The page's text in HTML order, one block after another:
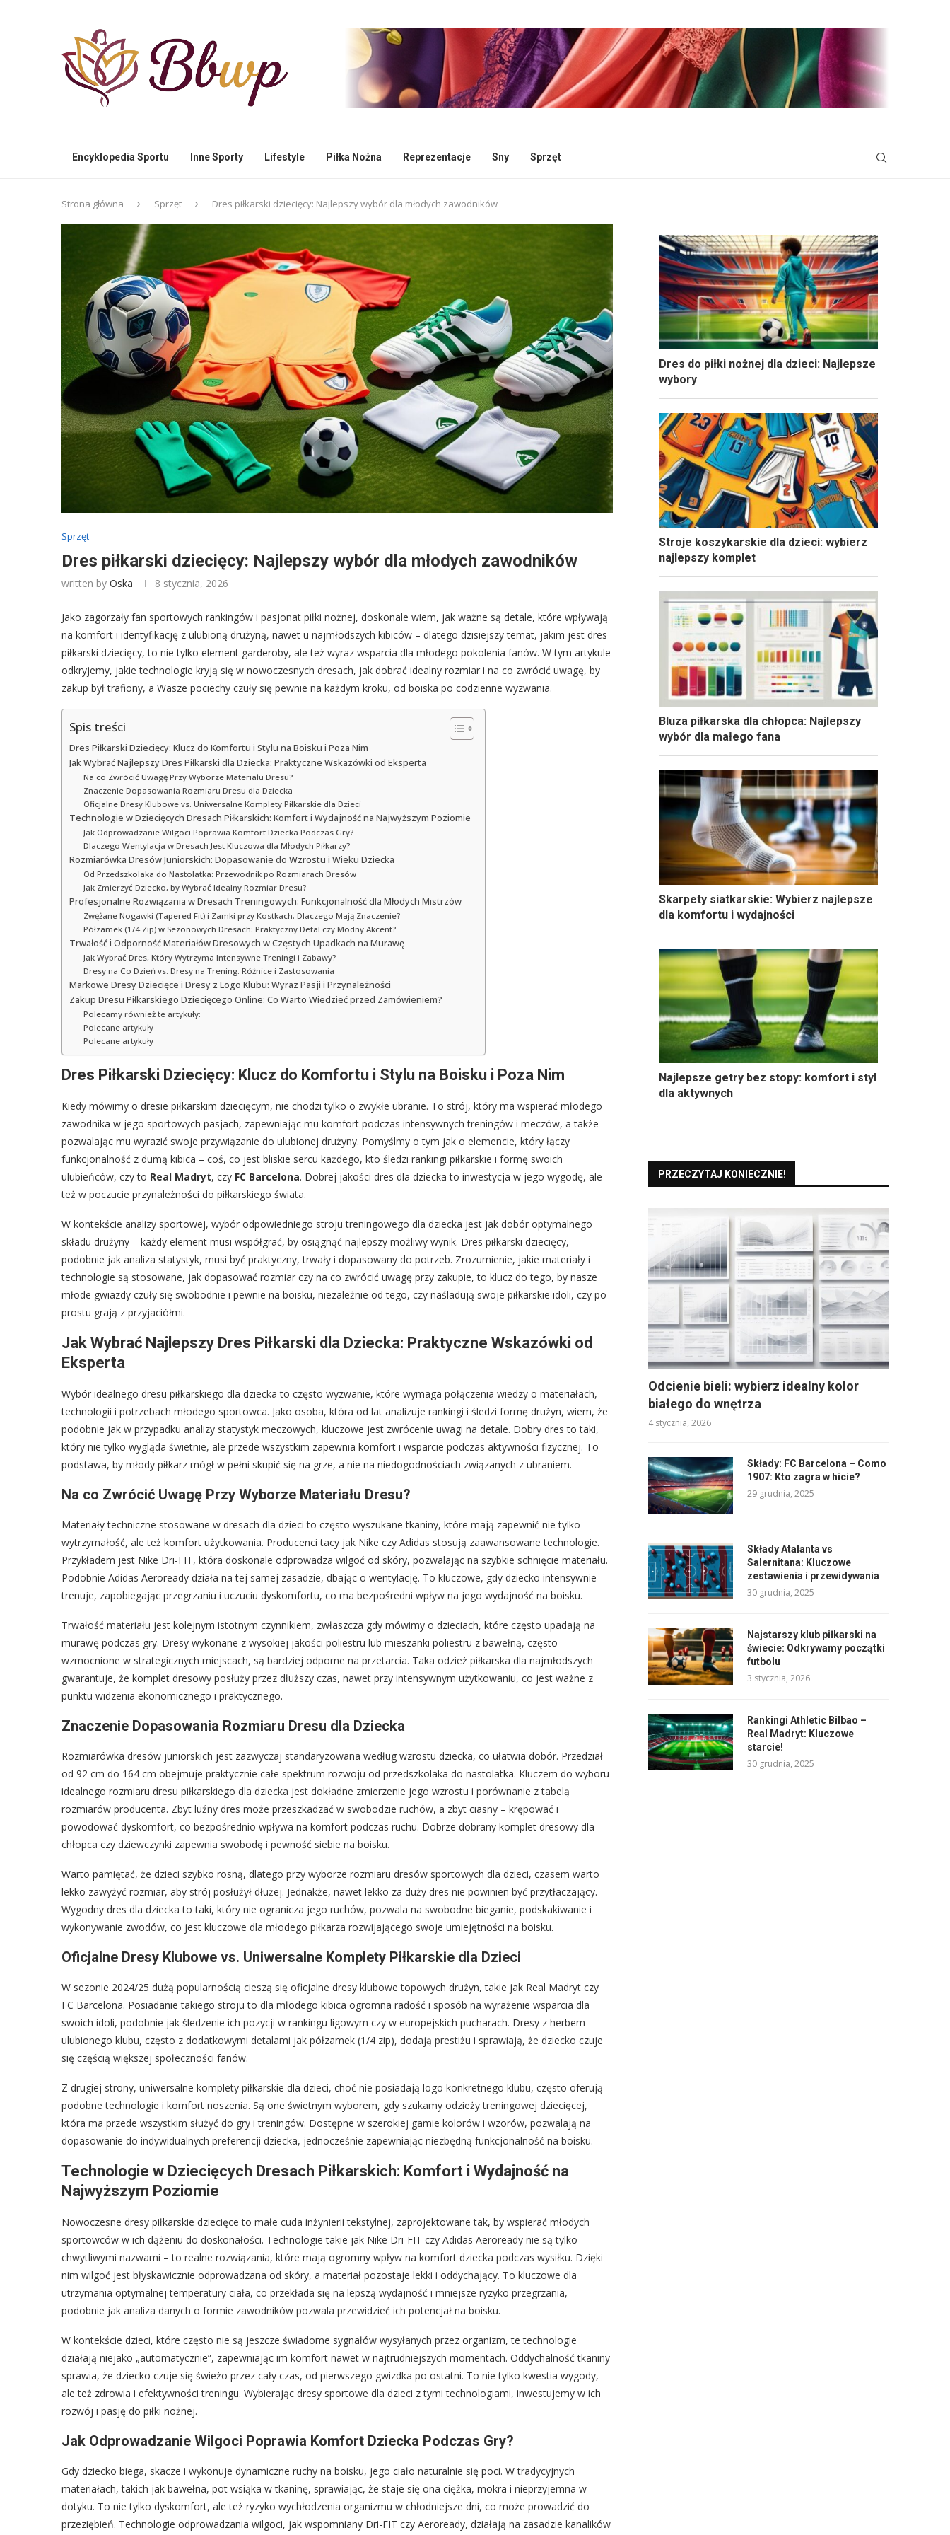
Encyklopedia Sportu Inne Sporty Lifestyle Piłka Nożna Reprezentacje Sny Sprzęt
Strona główna Sprzęt Dres piłkarski dziecięcy: Najlepszy wybór dla młodych zawodników
Sprzęt
Dres piłkarski dziecięcy: Najlepszy wybór dla młodych zawodników
written by Oska 8 stycznia, 2026
Jako zagorzały fan sportowych rankingów i pasjonat piłki nożnej, doskonale wiem, jak ważne są detale, które wpływają
na komfort i identyfikację z ulubioną drużyną, nawet u najmłodszych kibiców – dlatego dzisiejszy temat, jakim jest dres
piłkarski dziecięcy, to nie tylko element garderoby, ale też wyraz wsparcia dla młodego pokolenia fanów. W tym artykule
odkryjemy, jakie technologie kryją się w nowoczesnych dresach, jak dobrać idealny rozmiar i na co zwrócić uwagę, by
zakup był trafiony, a Wasze pociechy czuły się pewnie na każdym kroku, od boiska po codzienne wyzwania.
Spis treści
Dres Piłkarski Dziecięcy: Klucz do Komfortu i Stylu na Boisku i Poza Nim
Jak Wybrać Najlepszy Dres Piłkarski dla Dziecka: Praktyczne Wskazówki od Eksperta
Na co Zwrócić Uwagę Przy Wyborze Materiału Dresu?
Znaczenie Dopasowania Rozmiaru Dresu dla Dziecka
Oficjalne Dresy Klubowe vs. Uniwersalne Komplety Piłkarskie dla Dzieci
Technologie w Dziecięcych Dresach Piłkarskich: Komfort i Wydajność na Najwyższym Poziomie
Jak Odprowadzanie Wilgoci Poprawia Komfort Dziecka Podczas Gry?
Dlaczego Wentylacja w Dresach Jest Kluczowa dla Młodych Piłkarzy?
Rozmiarówka Dresów Juniorskich: Dopasowanie do Wzrostu i Wieku Dziecka
Od Przedszkolaka do Nastolatka: Przewodnik po Rozmiarach Dresów
Jak Zmierzyć Dziecko, by Wybrać Idealny Rozmiar Dresu?
Profesjonalne Rozwiązania w Dresach Treningowych: Funkcjonalność dla Młodych Mistrzów
Zwężane Nogawki (Tapered Fit) i Zamki przy Kostkach: Dlaczego Mają Znaczenie?
Półzamek (1/4 Zip) w Sezonowych Dresach: Praktyczny Detal czy Modny Akcent?
Trwałość i Odporność Materiałów Dresowych w Częstych Upadkach na Murawę
Jak Wybrać Dres, Który Wytrzyma Intensywne Treningi i Zabawy?
Dresy na Co Dzień vs. Dresy na Trening: Różnice i Zastosowania
Markowe Dresy Dziecięce i Dresy z Logo Klubu: Wyraz Pasji i Przynależności
Zakup Dresu Piłkarskiego Dziecięcego Online: Co Warto Wiedzieć przed Zamówieniem?
Polecamy również te artykuły:
Polecane artykuły
Polecane artykuły
Dres Piłkarski Dziecięcy: Klucz do Komfortu i Stylu na Boisku i Poza Nim
Kiedy mówimy o dresie piłkarskim dziecięcym, nie chodzi tylko o zwykłe ubranie. To strój, który ma wspierać młodego
zawodnika w jego sportowych pasjach, zapewniając mu komfort podczas intensywnych treningów i meczów, a także
pozwalając mu wyrazić swoje przywiązanie do ulubionej drużyny. Pomyślmy o tym jak o elemencie, który łączy
funkcjonalność z dumą kibica – coś, co jest bliskie sercu każdego, kto śledzi rankingi piłkarskie i formę swoich
ulubieńców, czy to Real Madryt, czy FC Barcelona. Dobrej jakości dres dla dziecka to inwestycja w jego wygodę, ale
też w poczucie przynależności do piłkarskiego świata.
W kontekście analizy sportowej, wybór odpowiedniego stroju treningowego dla dziecka jest jak dobór optymalnego
składu drużyny – każdy element musi współgrać, by osiągnąć najlepszy możliwy wynik. Dres piłkarski dziecięcy,
podobnie jak analiza statystyk, musi być praktyczny, trwały i dopasowany do potrzeb. Zrozumienie, jakie materiały i
technologie są stosowane, jak dopasować rozmiar czy na co zwrócić uwagę przy zakupie, to klucz do tego, by nasze
młode gwiazdy czuły się swobodnie i pewnie na boisku, niezależnie od tego, czy naśladują swoje piłkarskie idoli, czy po
prostu grają z przyjaciółmi.
Jak Wybrać Najlepszy Dres Piłkarski dla Dziecka: Praktyczne Wskazówki od
Eksperta
Wybór idealnego dresu piłkarskiego dla dziecka to często wyzwanie, które wymaga połączenia wiedzy o materiałach,
technologii i potrzebach młodego sportowca. Jako osoba, która od lat analizuje rankingi i śledzi formę drużyn, wiem, że
podobnie jak w przypadku analizy statystyk meczowych, kluczowe jest zwrócenie uwagi na detale. Dobry dres to taki,
który nie tylko wygląda świetnie, ale przede wszystkim zapewnia komfort i wsparcie podczas aktywności fizycznej. To
podstawa, by młody piłkarz mógł w pełni skupić się na grze, a nie na niedogodnościach związanych z ubraniem.
Na co Zwrócić Uwagę Przy Wyborze Materiału Dresu?
Materiały techniczne stosowane w dresach dla dzieci to często wyszukane tkaniny, które mają zapewnić nie tylko
wytrzymałość, ale też komfort użytkowania. Producenci tacy jak Nike czy Adidas stosują zaawansowane technologie.
Przykładem jest Nike Dri-FIT, która doskonale odprowadza wilgoć od skóry, pozwalając na szybkie schnięcie materiału.
Podobnie Adidas Aeroready działa na tej samej zasadzie, dbając o wentylację. To kluczowe, gdy dziecko intensywnie
trenuje, zapobiegając przegrzaniu i uczuciu dyskomfortu, co ma bezpośredni wpływ na jego wydajność na boisku.
Trwałość materiału jest kolejnym istotnym czynnikiem, zwłaszcza gdy mówimy o dzieciach, które często upadają na
murawę podczas gry. Dresy wykonane z wysokiej jakości poliestru lub mieszanki poliestru z bawełną, często
wzmocnione w strategicznych miejscach, są bardziej odporne na przetarcia. Taka odzież piłkarska dla najmłodszych
gwarantuje, że komplet dresowy posłuży przez dłuższy czas, nawet przy intensywnym użytkowaniu, co jest ważne z
punktu widzenia ekonomicznego i praktycznego.
Znaczenie Dopasowania Rozmiaru Dresu dla Dziecka
Rozmiarówka dresów juniorskich jest zazwyczaj standaryzowana według wzrostu dziecka, co ułatwia dobór. Przedział
od 92 cm do 164 cm obejmuje praktycznie całe spektrum rozwoju od przedszkolaka do nastolatka. Kluczem do wyboru
idealnego rozmiaru dresu piłkarskiego dla dziecka jest dokładne zmierzenie jego wzrostu i porównanie z tabelą
rozmiarów producenta. Zbyt luźny dres może przeszkadzać w swobodzie ruchów, a zbyt ciasny – krępować i
powodować dyskomfort, co bezpośrednio wpływa na komfort podczas ruchu. Dobrze dobrany komplet dresowy dla
chłopca czy dziewczynki zapewnia swobodę i pewność siebie na boisku.
Warto pamiętać, że dzieci szybko rosną, dlatego przy wyborze rozmiaru dresów sportowych dla dzieci, czasem warto
lekko zawyżyć rozmiar, aby strój posłużył dłużej. Jednakże, nawet lekko za duży dres nie powinien być przytłaczający.
Wygodny dres dla dziecka to taki, który nie ogranicza jego ruchów, pozwala na swobodne bieganie, podskakiwanie i
wykonywanie zwodów, co jest kluczowe dla młodego piłkarza rozwijającego swoje umiejętności na boisku.
Oficjalne Dresy Klubowe vs. Uniwersalne Komplety Piłkarskie dla Dzieci
W sezonie 2024/25 dużą popularnością cieszą się oficjalne dresy klubowe topowych drużyn, takie jak Real Madryt czy
FC Barcelona. Posiadanie takiego stroju to dla młodego kibica ogromna radość i sposób na wyrażenie wsparcia dla
swoich idoli, podobnie jak śledzenie ich pozycji w rankingu ligowym czy w europejskich pucharach. Dresy z herbem
ulubionego klubu, często z dodatkowymi detalami jak półzamek (1/4 zip), dodają prestiżu i sprawiają, że dziecko czuje
się częścią większej społeczności fanów.
Z drugiej strony, uniwersalne komplety piłkarskie dla dzieci, choć nie posiadają logo konkretnego klubu, często oferują
podobne technologie i komfort noszenia. Są one świetnym wyborem, gdy szukamy odzieży treningowej dziecięcej,
która ma przede wszystkim służyć do gry i treningów. Dostępne w szerokiej gamie kolorów i wzorów, pozwalają na
dopasowanie do indywidualnych preferencji dziecka, jednocześnie zapewniając niezbędną funkcjonalność na boisku.
Technologie w Dziecięcych Dresach Piłkarskich: Komfort i Wydajność na
Najwyższym Poziomie
Nowoczesne dresy piłkarskie dziecięce to małe cuda inżynierii tekstylnej, zaprojektowane tak, by wspierać młodych
sportowców w ich dążeniu do doskonałości. Technologie takie jak Nike Dri-FIT czy Adidas Aeroready nie są tylko
chwytliwymi nazwami – to realne rozwiązania, które mają ogromny wpływ na komfort dziecka podczas wysiłku. Dzięki
nim wilgoć jest błyskawicznie odprowadzana od skóry, a materiał pozostaje lekki i oddychający. To kluczowe dla
utrzymania optymalnej temperatury ciała, co przekłada się na lepszą wydajność i mniejsze ryzyko przegrzania,
podobnie jak analiza danych o formie zawodników pozwala przewidzieć ich potencjał na boisku.
W kontekście dzieci, które często nie są jeszcze świadome sygnałów wysyłanych przez organizm, te technologie
działają niejako „automatycznie”, zapewniając im komfort nawet w najtrudniejszych momentach. Oddychalność tkaniny
sprawia, że dziecko czuje się świeżo przez cały czas, od pierwszego gwizdka po ostatni. To nie tylko kwestia wygody,
ale też zdrowia i efektywności treningu. Wybierając dresy sportowe dla dzieci z tymi technologiami, inwestujemy w ich
rozwój i pasję do piłki nożnej.
Jak Odprowadzanie Wilgoci Poprawia Komfort Dziecka Podczas Gry?
Gdy dziecko biega, skacze i wykonuje dynamiczne ruchy na boisku, jego ciało naturalnie się poci. W tradycyjnych
materiałach, takich jak bawełna, pot wsiąka w tkaninę, sprawiając, że staje się ona ciężka, mokra i nieprzyjemna w
dotyku. To nie tylko dyskomfort, ale też ryzyko wychłodzenia organizmu w chłodniejsze dni, co może prowadzić do
przeziębień. Technologie odprowadzania wilgoci, jak wspomniany Dri-FIT czy Aeroready, działają na zasadzie kanalików
Dres do piłki nożnej dla dzieci: Najlepsze
wybory
Stroje koszykarskie dla dzieci: wybierz
najlepszy komplet
Bluza piłkarska dla chłopca: Najlepszy
wybór dla małego fana
Skarpety siatkarskie: Wybierz najlepsze
dla komfortu i wydajności
Najlepsze getry bez stopy: komfort i styl
dla aktywnych
PRZECZYTAJ KONIECZNIE!
Odcienie bieli: wybierz idealny kolor
białego do wnętrza
4 stycznia, 2026
Składy: FC Barcelona – Como
1907: Kto zagra w hicie?
29 grudnia, 2025
Składy Atalanta vs
Salernitana: Kluczowe
zestawienia i przewidywania
30 grudnia, 2025
Najstarszy klub piłkarski na
świecie: Odkrywamy początki
futbolu
3 stycznia, 2026
Rankingi Athletic Bilbao –
Real Madryt: Kluczowe
starcie!
30 grudnia, 2025